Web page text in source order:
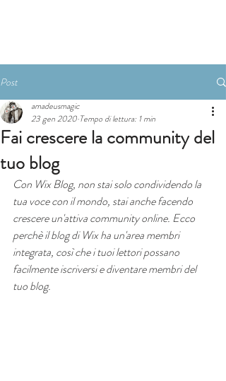
Post
Fai crescere la community del
tuo blog
amadeusmagic
23 gen 2020 Tempo di lettura: 1 min
Con Wix Blog, non stai solo condividendo la
tua voce con il mondo, stai anche facendo
crescere un'attiva community online. Ecco
perchè il blog di Wix ha un'area membri
integrata, così che i tuoi lettori possano
facilmente iscriversi e diventare membri del
tuo blog.